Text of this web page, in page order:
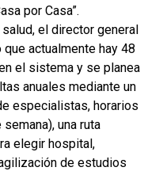
por Casa”.
el director general
actualmente hay 48
el sistema y se planea
anuales mediante un
especialistas, horarios
una ruta
elegir hospital,
de estudios